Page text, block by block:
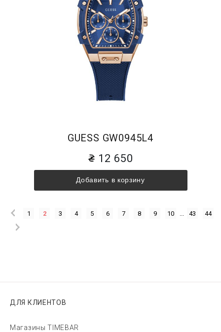
GUESS GW0945L4
12 650
Добавить в корзину
1 2 3 4 5 6 7 8 9 10 43 44
ДЛЯ КЛИЕНТОВ
Магазины TIMEBAR